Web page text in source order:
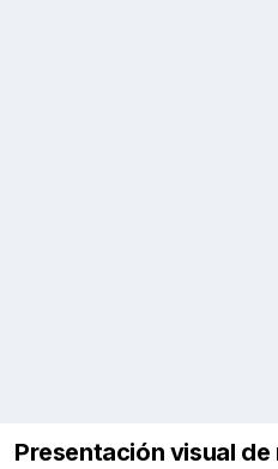
Presentación visual